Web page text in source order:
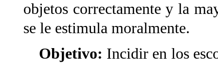
objetos correctamente y la
se le estimula moralmente.
Objetivo: Incidir en los